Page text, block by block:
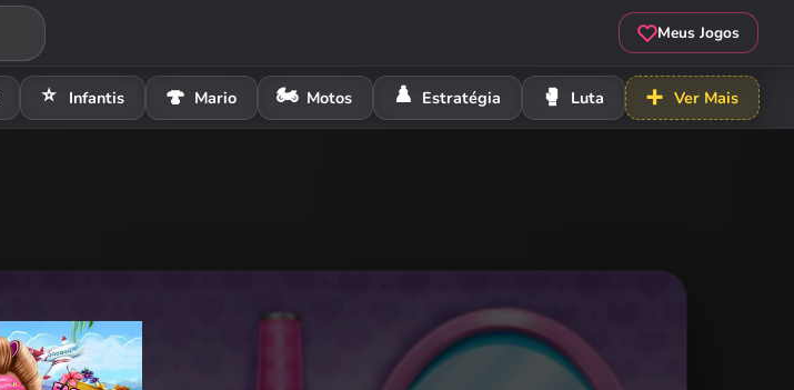
Meus Jogos
⭐ Infantis 🍄 Mario 🏍️ Motos ♟️ Estratégia 🥊 Luta ➕ Ver Mais